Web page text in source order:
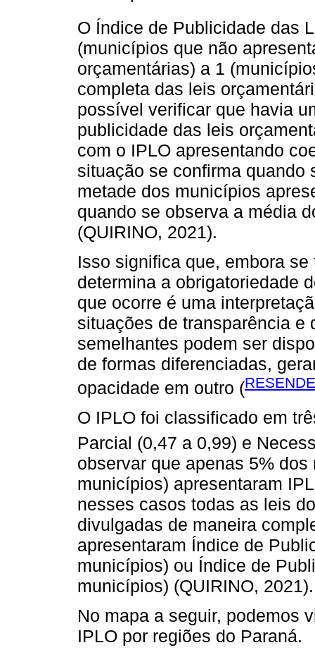
O Índice de Publicidade das
(municípios que não
orçamentárias) a 1
completa das leis
possível verificar que havia
publicidade das leis
com o IPLO apresentando
situação se confirma quando
metade dos municípios
quando se observa a média
(QUIRINO, 2021).
Isso significa que, embora
determina a obrigatoriedade
que ocorre é uma
situações de transparência e
semelhantes podem ser
de formas diferenciadas,
opacidade em outro (
O IPLO foi classificado em
Parcial (0,47 a 0,99) e
observar que apenas 5%
municípios) apresentaram
nesses casos todas as leis
divulgadas de maneira
apresentaram Índice de
municípios) ou Índice de
municípios) (QUIRINO, 2021).
No mapa a seguir, podemos
IPLO por regiões do Paraná.